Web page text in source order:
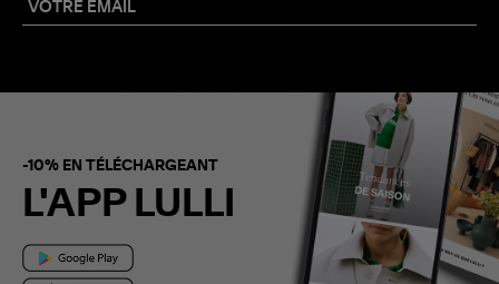
-10% EN TÉLÉCHARGEANT
L'APP LULLI